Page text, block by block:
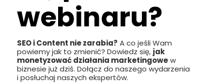
webinaru?
SEO i Content nie zarabia? A co jeśli Wam
powiemy jak to zmienić? Dowiedz się, jak
monetyzować działania marketingowew
biznesie już dziś. Dołącz do naszego wydarzenia
i posłuchaj naszych ekspertów.